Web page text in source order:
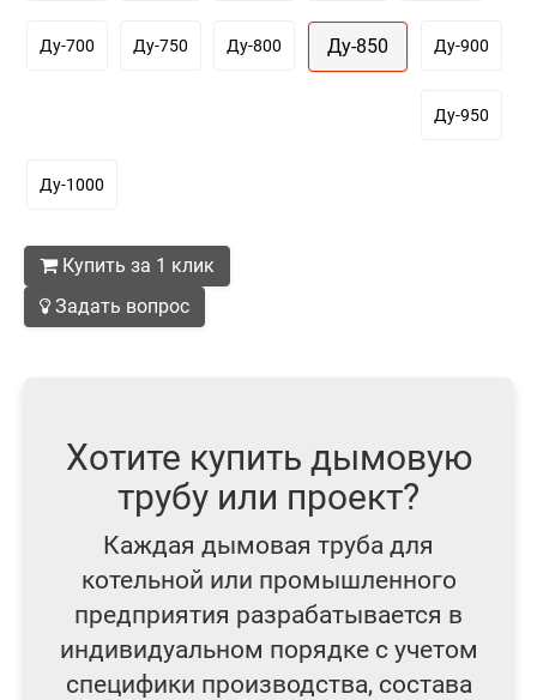
Ду-700 Ду-750 Ду-800 Ду-850 Ду-900
Ду-950
Ду-1000
Купить за 1 клик
Задать вопрос
Хотите купить дымовую
трубу или проект?
Каждая дымовая труба для
котельной или промышленного
предприятия разрабатывается в
индивидуальном порядке с учетом
специфики производства, состава